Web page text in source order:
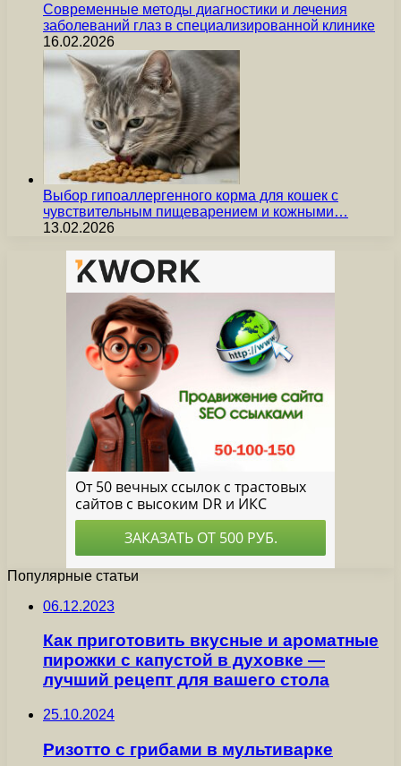
Современные методы диагностики и лечения
заболеваний глаз в специализированной клинике
16.02.2026
Выбор гипоаллергенного корма для кошек с
чувствительным пищеварением и кожными…
13.02.2026
Популярные статьи
06.12.2023
Как приготовить вкусные и ароматные
пирожки с капустой в духовке —
лучший рецепт для вашего стола
25.10.2024
Ризотто с грибами в мультиварке